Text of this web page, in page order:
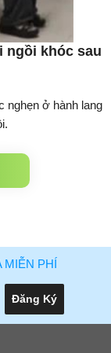
ngồi khóc sau
nghẹn ở hành lang
MIỄN PHÍ